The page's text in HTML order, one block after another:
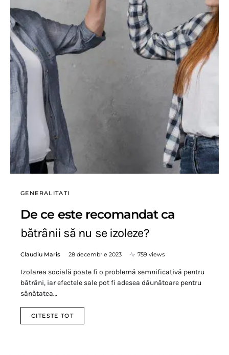
GENERALITATI
De ce este recomandat ca
bătrânii să nu se izoleze?
Claudiu Maris 28 decembrie 2023 759 views
Izolarea socială poate fi o problemă semnificativă pentru
bătrâni, iar efectele sale pot fi adesea dăunătoare pentru
sănătatea…
CITESTE TOT